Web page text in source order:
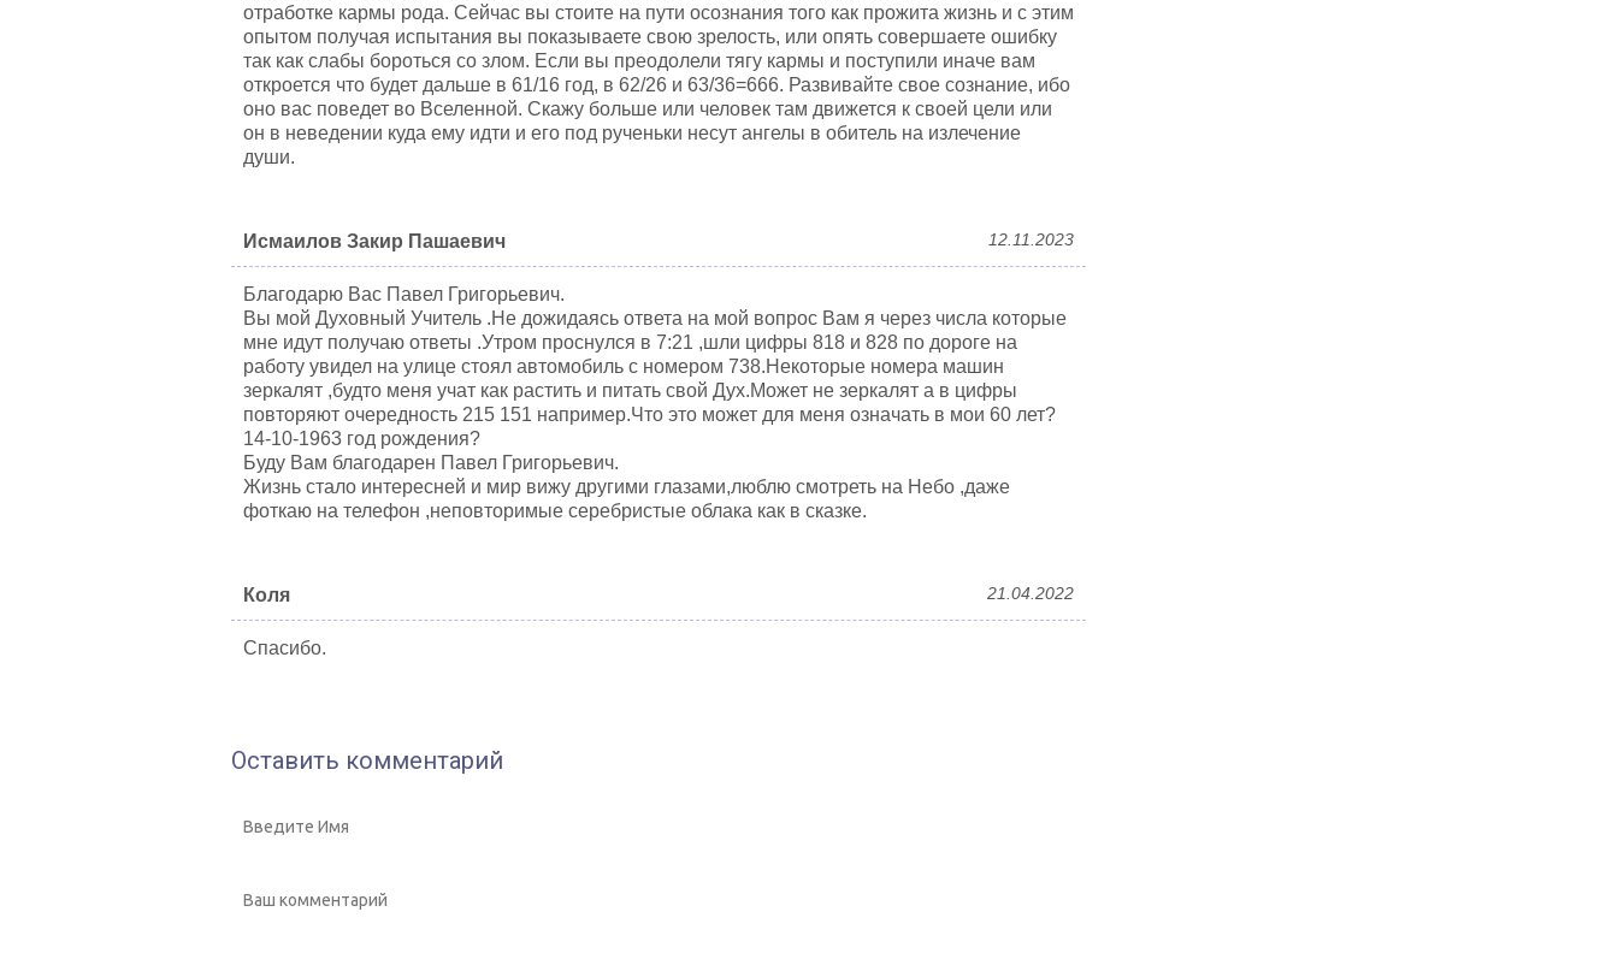
отработке кармы рода. Сейчас вы стоите на пути осознания того как прожита жизнь и с этим
опытом получая испытания вы показываете свою зрелость, или опять совершаете ошибку
так как слабы бороться со злом. Если вы преодолели тягу кармы и поступили иначе вам
откроется что будет дальше в 61/16 год, в 62/26 и 63/36=666. Развивайте свое сознание, ибо
оно вас поведет во Вселенной. Скажу больше или человек там движется к своей цели или
он в неведении куда ему идти и его под рученьки несут ангелы в обитель на излечение
души.
Исмаилов Закир Пашаевич 12.11.2023
Благодарю Вас Павел Григорьевич.
Вы мой Духовный Учитель .Не дожидаясь ответа на мой вопрос Вам я через числа которые
мне идут получаю ответы .Утром проснулся в 7:21 ,шли цифры 818 и 828 по дороге на
работу увидел на улице стоял автомобиль с номером 738.Некоторые номера машин
зеркалят ,будто меня учат как растить и питать свой Дух.Может не зеркалят а в цифры
повторяют очередность 215 151 например.Что это может для меня означать в мои 60 лет?
14-10-1963 год рождения?
Буду Вам благодарен Павел Григорьевич.
Жизнь стало интересней и мир вижу другими глазами,люблю смотреть на Небо ,даже
фоткаю на телефон ,неповторимые серебристые облака как в сказке.
Коля 21.04.2022
Спасибо.
Оставить комментарий